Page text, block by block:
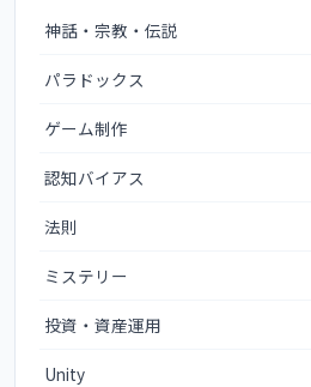
神話・宗教・伝説
パラドックス
ゲーム制作
認知バイアス
法則
ミステリー
投資・資産運用
Unity